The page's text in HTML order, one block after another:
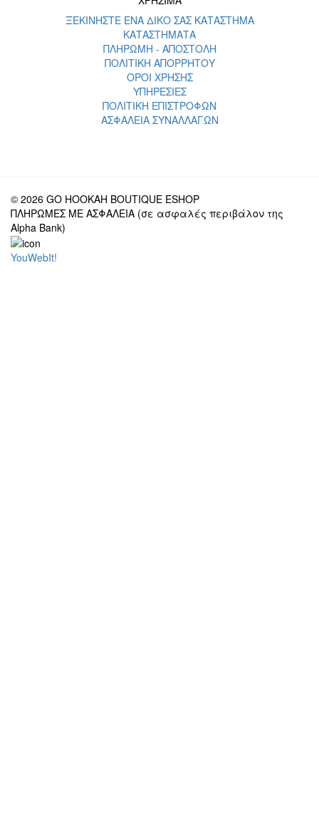
ΞΕΚΙΝΗΣΤΕ ΕΝΑ ΔΙΚΟ ΣΑΣ ΚΑΤΑΣΤΗΜΑ
ΚΑΤΑΣΤΗΜΑΤΑ
ΠΛΗΡΩΜΗ - ΑΠΟΣΤΟΛΗ
ΠΟΛΙΤΙΚΗ ΑΠΟΡΡΗΤΟΥ
ΟΡΟΙ ΧΡΗΣΗΣ
ΥΠΗΡΕΣΙΕΣ
ΠΟΛΙΤΙΚΗ ΕΠΙΣΤΡΟΦΩΝ
ΑΣΦΑΛΕΙΑ ΣΥΝΑΛΛΑΓΩΝ
© 2026 GO HOOKAH BOUTIQUE ESHOP
ΠΛΗΡΩΜΕΣ ΜΕ ΑΣΦΑΛΕΙΑ (σε ασφαλές περιβάλον της
Alpha Bank)
YouWebIt!